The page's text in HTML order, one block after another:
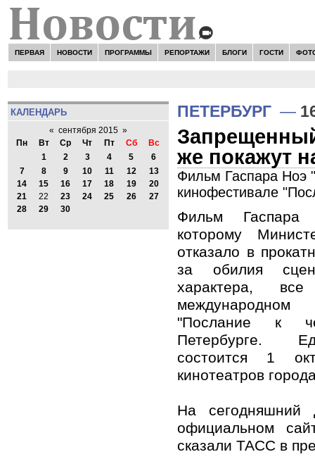
ПЕРВАЯ НОВОСТИ ПРОГРАММЫ РЕПОРТАЖИ БЛОГИ ГОСТИ
КАЛЕНДАРЬ
« сентября 2015 »
Пн
Вт Ср Чт Пт Сб
Вс
1
2 3 4 5
6
7
8 9 10 11 12
13
14
15 16 17 18 19
20
21
22 23 24 25 26
27
28
29 30
ПЕТЕРБУРГ —
же покажут
Фильм Гаспара Ноэ
кинофестивале
Фильм
которому
отказало в
за обилия сцен
характера,
"Послание к
Петербурге.
состоится 1
кинотеатров
На сегодняшний
официальном
сказали ТАСС в